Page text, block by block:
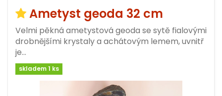
Ametyst geoda 32 cm
Velmi pěkná ametystová geoda se sytě fialovými
drobnějšími krystaly a achátovým lemem, uvnitř
je…
skladem 1 ks